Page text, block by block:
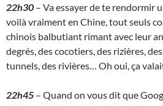
22h30 – Va essayer de te rendormir
voilà vraiment en Chine, tout seuls
chinois balbutiant rimant avec leur
degrés, des cocotiers, des rizières,
tunnels, des rivières… Oh oui, ça
22h45 – Quand on vous dit que